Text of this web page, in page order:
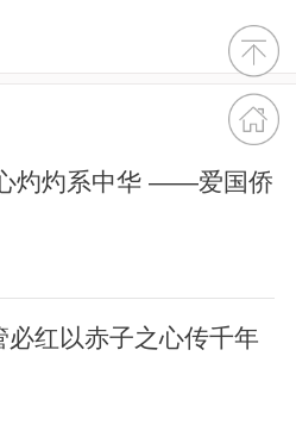
灼灼系中华 ——爱国侨
红以赤子之心传千年